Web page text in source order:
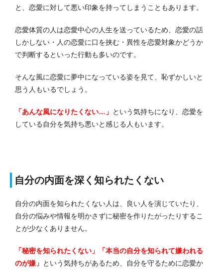
と、恋愛に対して悪い印象を持ってしまうこともあります。
恋愛体質の人は恋愛中心の人生を送っているため、恋愛の話
しかしない・人の恋愛に口を挟む・異性を恋愛対象かどうか
で判断するといった行動も多いのです。
そんな風に恋愛に夢中になっている姿を見て、恥ずかしいと
思う人もいるでしょう。
「あんな風になりたくない…」 という気持ちになり、恋愛を
している自分を気持ち悪いと感じる人もいます。
自分の内面を深く知られたくない
自分の内面を知られたくない人は、良い人を演じていたり、
自分の悩みや情報を明かさずに秘密を作りたがったりするこ
とが少なくありません。
「秘密を知られたくない」「本当の自分を知られて嫌われる
のが嫌」 という気持ちがあるため、自分を守るために恋愛か